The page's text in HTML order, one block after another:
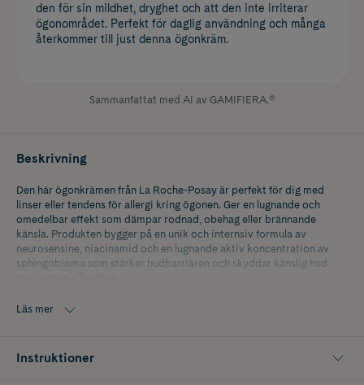
den för sin mildhet, dryghet och att den inte irriterar
ögonområdet. Perfekt för daglig användning och många
återkommer till just denna ögonkräm.
Sammanfattat med AI av GAMIFIERA.®
Beskrivning
Den här ögonkrämen från La Roche-Posay är perfekt för dig med
linser eller tendens för allergi kring ögonen. Ger en lugnande och
omedelbar effekt som dämpar rodnad, obehag eller brännande
känsla. Produkten bygger på en unik och internsiv formula av
neurosensine, niacinamid och en lugnande aktiv koncentration av
sphingobioma som stärker hudbarriären och skyddar känslig hud
- Används på rengjord hud kring ögonen
- Minskar stickande och brännande känsla
Läs mer
Instruktioner